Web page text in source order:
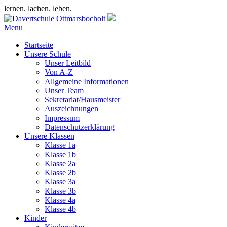
lernen. lachen. leben.
Menu
Startseite
Unsere Schule
Unser Leitbild
Von A-Z
Allgemeine Informationen
Unser Team
Sekretariat/Hausmeister
Auszeichnungen
Impressum
Datenschutzerklärung
Unsere Klassen
Klasse 1a
Klasse 1b
Klasse 2a
Klasse 2b
Klasse 3a
Klasse 3b
Klasse 4a
Klasse 4b
Kinder